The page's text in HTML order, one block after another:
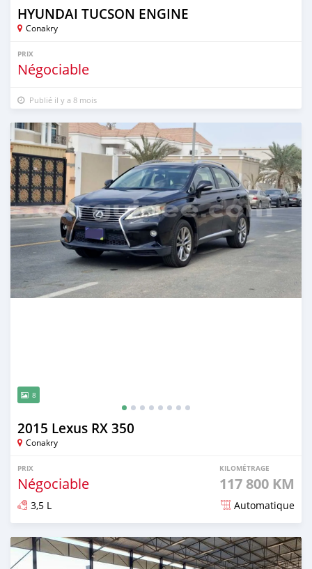
HYUNDAI TUCSON ENGINE
Conakry
PRIX
Négociable
Publié il y a 8 mois
8
2015 Lexus RX 350
Conakry
PRIX
Négociable
KILOMÉTRAGE
117 800 KM
3,5 L Automatique
Publié il y a 8 mois